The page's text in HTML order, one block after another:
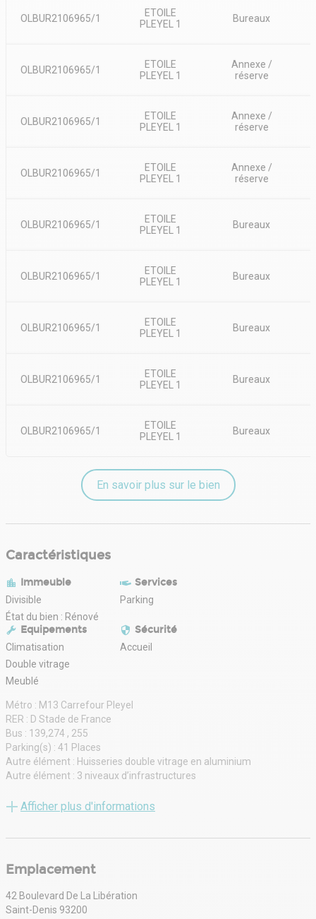
attractif, tandis que les importantes transformations urbaines
renforcent l'attractivité du secteur pour les entreprises.
- Métro ligne 13 station Carrefour Pleyel
- Métro lignes 14/15/16/17 station Saint Denis Pleyel
loyer de 170 /m²/an, offrant une excellente opportunité
d'implantation dans l'un des pôles tertiaires les plus prometteurs du
OLBUR2106965/1
ETOILE
PLEYEL 1
Bureaux
OLBUR2106965/1
ETOILE
PLEYEL 1
Annexe /
réserve
OLBUR2106965/1
ETOILE
PLEYEL 1
Annexe /
réserve
OLBUR2106965/1
ETOILE
PLEYEL 1
Annexe /
réserve
OLBUR2106965/1
ETOILE
PLEYEL 1
Bureaux
OLBUR2106965/1
ETOILE
PLEYEL 1
Bureaux
OLBUR2106965/1
ETOILE
PLEYEL 1
Bureaux
OLBUR2106965/1
ETOILE
PLEYEL 1
Bureaux
OLBUR2106965/1
ETOILE
PLEYEL 1
Bureaux
En savoir plus sur le bien
Caractéristiques
Immeuble
Divisible
État du bien : Rénové
Services
Parking
Equipements
Climatisation
Double vitrage
Meublé
Sécurité
Accueil
Métro : M13 Carrefour Pleyel
RER : D Stade de France
Bus : 139,274 , 255
Parking(s) : 41 Places
Autre élément : Huisseries double vitrage en aluminium
Autre élément : 3 niveaux d’infrastructures
Sol bureaux : Moquette
Afficher plus d'informations
Emplacement
42 Boulevard De La Libération
Saint-Denis 93200